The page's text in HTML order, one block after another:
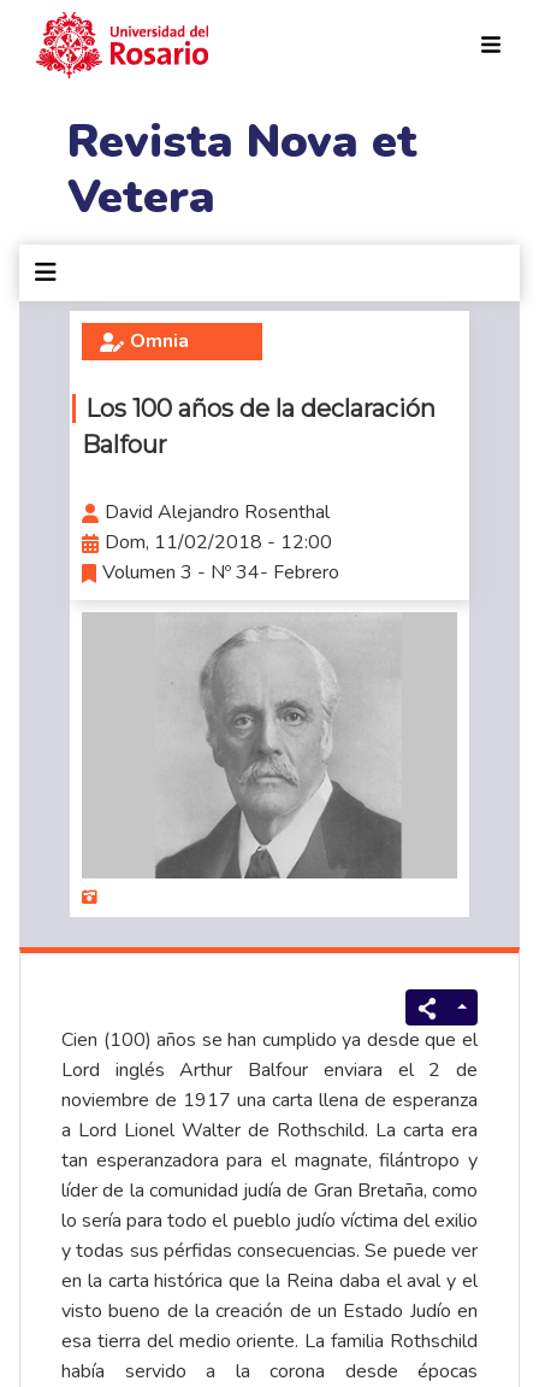
Revista Nova et
Vetera
Omnia
Los 100 años de la declaración
Balfour
David Alejandro Rosenthal
Dom, 11/02/2018 - 12:00
Volumen 3 - Nº 34- Febrero
Cien (100) años se han cumplido ya desde que el
Lord inglés Arthur Balfour enviara el 2 de
noviembre de 1917 una carta llena de esperanza
a Lord Lionel Walter de Rothschild. La carta era
tan esperanzadora para el magnate, filántropo y
líder de la comunidad judía de Gran Bretaña, como
lo sería para todo el pueblo judío víctima del exilio
y todas sus pérfidas consecuencias. Se puede ver
en la carta histórica que la Reina daba el aval y el
visto bueno de la creación de un Estado Judío en
esa tierra del medio oriente. La familia Rothschild
había servido a la corona desde épocas